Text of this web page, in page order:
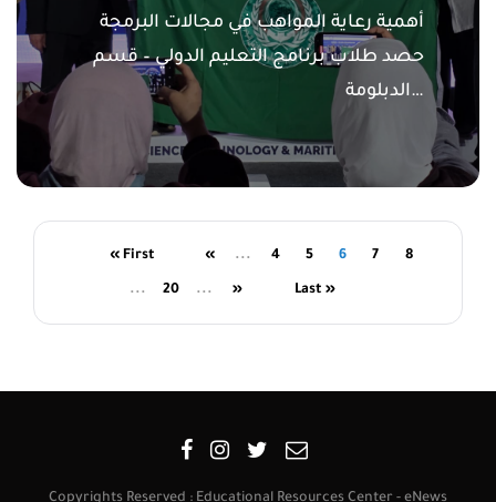
أهمية رعاية المواهب في مجالات البرمجة
حصد طلاب برنامج التعليم الدولي – قسم
الدبلومة…
« First « ... 4 5 6 7 8
... 20 ... » Last »
Copyrights Reserved : Educational Resources Center - eNews